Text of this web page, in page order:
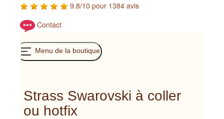
9.8/10 pour 1384 avis
Contact
Menu de la boutique
Strass Swarovski à coller
ou hotfix